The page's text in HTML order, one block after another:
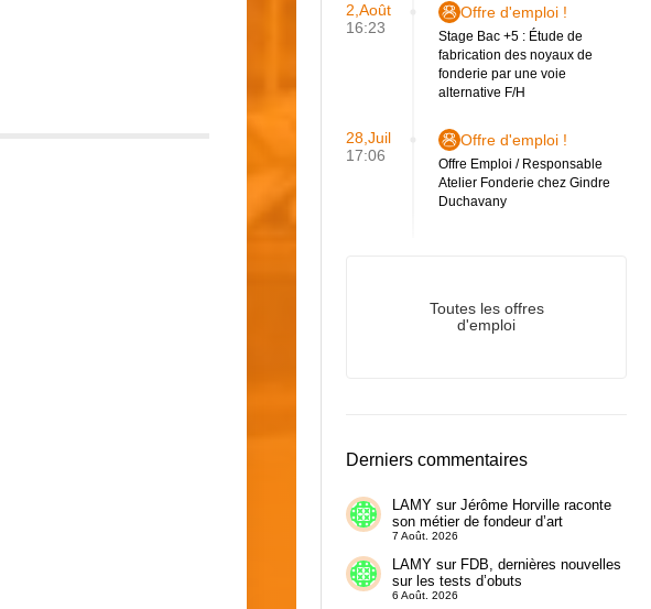
2,Août
16:23
Offre d'emploi !
Stage Bac +5 : Étude de
fabrication des noyaux de
fonderie par une voie
alternative F/H
28,Juil
17:06
Offre d'emploi !
Offre Emploi / Responsable
Atelier Fonderie chez Gindre
Duchavany
Toutes les offres
d'emploi
Derniers commentaires
LAMYsur Jérôme Horville raconte
son métier de fondeur d’art
7 Août. 2026
LAMYsur FDB, dernières nouvelles
sur les tests d’obuts
6 Août. 2026